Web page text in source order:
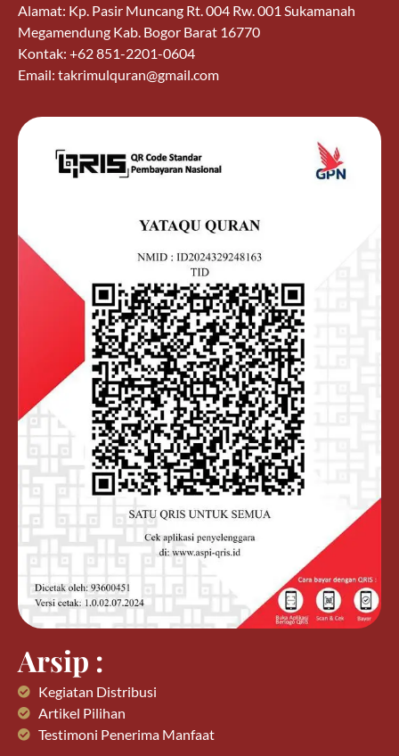
Alamat: Kp. Pasir Muncang Rt. 004 Rw. 001 Sukamanah
Megamendung Kab. Bogor Barat 16770
Kontak: +62 851-2201-0604
Email: takrimulquran@gmail.com
Arsip :
Kegiatan Distribusi
Artikel Pilihan
Testimoni Penerima Manfaat